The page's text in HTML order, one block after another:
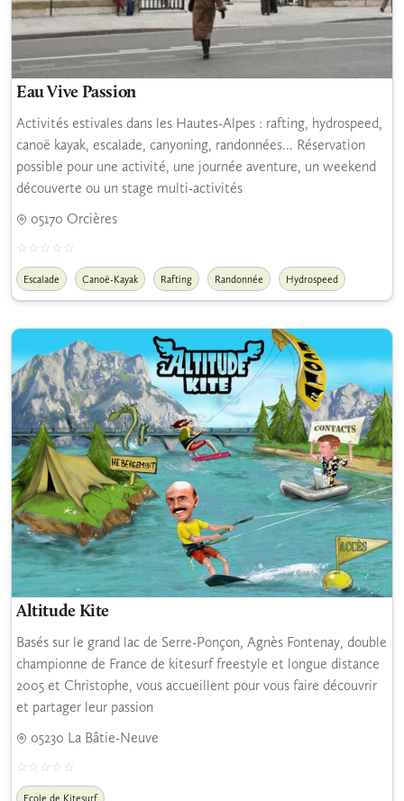
Eau Vive Passion
Activités estivales dans les Hautes-Alpes : rafting, hydrospeed,
canoë kayak, escalade, canyoning, randonnées... Réservation
possible pour une activité, une journée aventure, un weekend
découverte ou un stage multi-activités
05170 Orcières
Escalade Canoë-Kayak Rafting Randonnée Hydrospeed
Altitude Kite
Basés sur le grand lac de Serre-Ponçon, Agnès Fontenay, double
championne de France de kitesurf freestyle et longue distance
2005 et Christophe, vous accueillent pour vous faire découvrir
et partager leur passion
05230 La Bâtie-Neuve
Ecole de Kitesurf